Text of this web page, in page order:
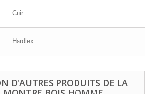
Cuir
Hardlex
D'AUTRES PRODUITS DE LA